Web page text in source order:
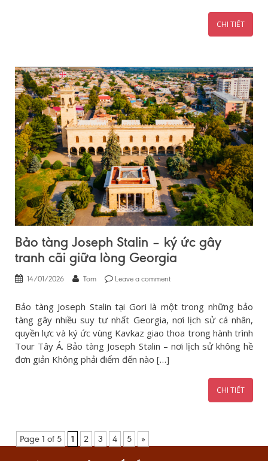
CHI TIẾT
Bảo tàng Joseph Stalin – ký ức gây
tranh cãi giữa lòng Georgia
14/01/2026 Tom Leave a comment
Bảo tàng Joseph Stalin tại Gori là một trong những bảo
tàng gây nhiều suy tư nhất Georgia, nơi lịch sử cá nhân,
quyền lực và ký ức vùng Kavkaz giao thoa trong hành trình
Tour Tây Á. Bảo tàng Joseph Stalin – nơi lịch sử không hề
đơn giản Không phải điểm đến nào […]
CHI TIẾT
Page 1 of 5 1 2 3 4 5 »